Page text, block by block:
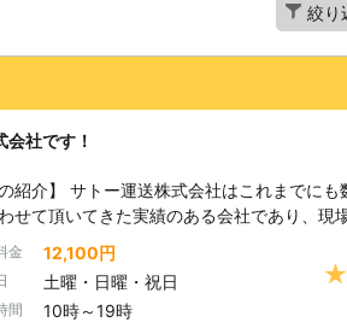
絞り
社です！
の紹介】 サトー運送株式会社はこれまでに
せて頂いてきた実績のある会社であり、現
揃っております。親しみやすいサービスをご
を提供させて頂きますので、お気軽にご相談くだ
えています】 時代の進化に伴い、家具など
具などが増えている傾向があります。非常
金 12,100円
土曜・日曜・祝日
間 10時～19時